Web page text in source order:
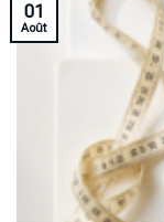
01
Août